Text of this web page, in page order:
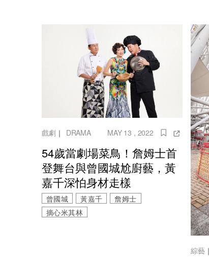
戲劇 ｜ DRAMA MAY 13 , 2022
54歲當劇場菜鳥！詹姆士首
登舞台與曾國城尬廚藝，黃
嘉千深怕身材走樣
曾國城 黃嘉千
詹姆士
摘心米其林
綜藝